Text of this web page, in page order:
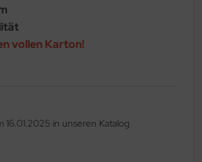
vollen Karton!
16.01.2025 in unseren Katalog